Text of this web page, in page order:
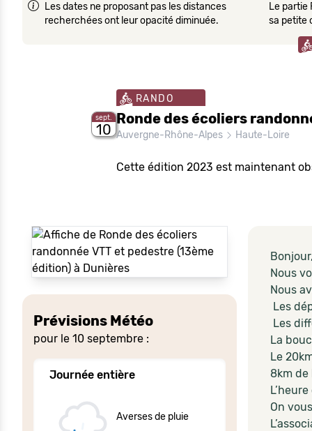
Les dates ne proposant pas les distances
recherchées ont leur opacité diminuée.
Le partie
sa petite
sept.
10
RANDO
Ronde des écoliers
Auvergne-Rhône-Alpes Haute-Loire
Cette édition 2023 est maintenant
Prévisions Météo
pour le 10 septembre :
Journée entière
Averses de pluie
Bonjour,
Nous
Nous
Les
Les
La
Le
8km de
On